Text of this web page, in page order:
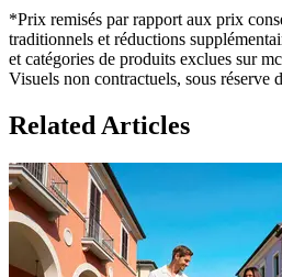
*Prix remisés par rapport aux prix
traditionnels et réductions
et catégories de produits exclues sur
Visuels non contractuels, sous réserve
Related Articles